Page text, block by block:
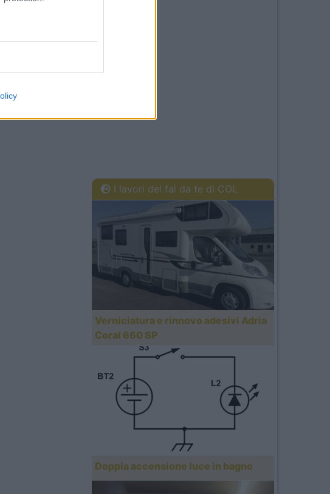
I lavori del fai da te di COL
Verniciatura e rinnovo adesivi Adria
Coral 660 SP
Doppia accensione luce in bagno